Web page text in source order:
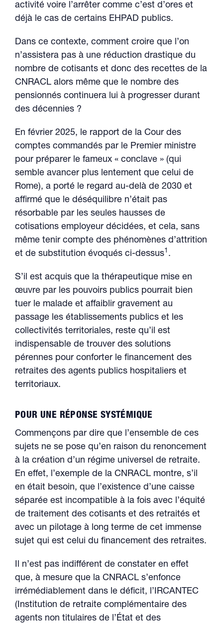
activité voire l’arrêter comme c’est d’ores et
déjà le cas de certains EHPAD publics.
Dans ce contexte, comment croire que l’on
n’assistera pas à une réduction drastique du
nombre de cotisants et donc des recettes de la
CNRACL alors même que le nombre des
pensionnés continuera lui à progresser durant
des décennies ?
En février 2025, le rapport de la Cour des
comptes commandés par le Premier ministre
pour préparer le fameux « conclave » (qui
semble avancer plus lentement que celui de
Rome), a porté le regard au-delà de 2030 et
affirmé que le déséquilibre n’était pas
résorbable par les seules hausses de
cotisations employeur décidées, et cela, sans
même tenir compte des phénomènes d’attrition
et de substitution évoqués ci-dessus1 .
S’il est acquis que la thérapeutique mise en
œuvre par les pouvoirs publics pourrait bien
tuer le malade et affaiblir gravement au
passage les établissements publics et les
collectivités territoriales, reste qu’il est
indispensable de trouver des solutions
pérennes pour conforter le financement des
retraites des agents publics hospitaliers et
territoriaux.
POUR UNE RÉPONSE SYSTÉMIQUE
Commençons par dire que l’ensemble de ces
sujets ne se pose qu’en raison du renoncement
à la création d’un régime universel de retraite.
En effet, l’exemple de la CNRACL montre, s’il
en était besoin, que l’existence d’une caisse
séparée est incompatible à la fois avec l’équité
de traitement des cotisants et des retraités et
avec un pilotage à long terme de cet immense
sujet qui est celui du financement des retraites.
Il n’est pas indifférent de constater en effet
que, à mesure que la CNRACL s’enfonce
irrémédiablement dans le déficit, l’IRCANTEC
(Institution de retraite complémentaire des
agents non titulaires de l’État et des